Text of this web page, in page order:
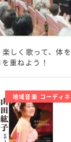
楽しく歌って、体
重ねよう！
地域音楽 コーディ